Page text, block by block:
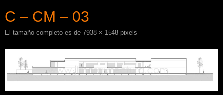
C – CM – 03
El tamaño completo es de 7938 × 1548 pixels